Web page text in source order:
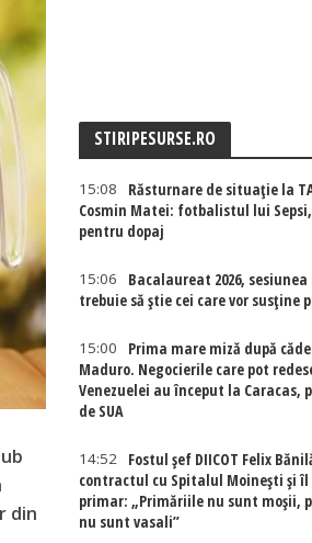
din
STIRIPESURSE.RO
15:08
Răsturnare de situație la
Cosmin Matei: fotbalistul lui
pentru dopaj
15:06
Bacalaureat 2026,
trebuie să știe cei care vor susține
15:00
Prima mare miză după
Maduro. Negocierile care pot
Venezuelei au început la Caracas,
de SUA
14:52
Fostul șef DIICOT Felix
contractul cu Spitalul Moinești și îl
primar: „Primăriile nu sunt moșii,
nu sunt vasali”